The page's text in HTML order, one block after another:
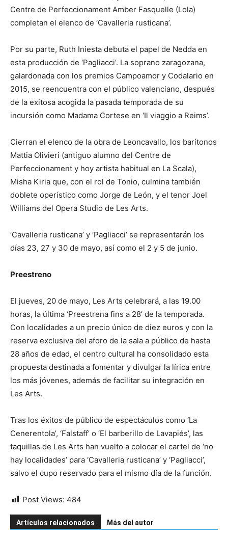
Centre de Perfeccionament Amber Fasquelle (Lola)
completan el elenco de ‘Cavalleria rusticana’.
Por su parte, Ruth Iniesta debuta el papel de Nedda en
esta producción de ‘Pagliacci’. La soprano zaragozana,
galardonada con los premios Campoamor y Codalario en
2015, se reencuentra con el público valenciano, después
de la exitosa acogida la pasada temporada de su
incursión como Madama Cortese en ‘Il viaggio a Reims’.
Cierran el elenco de la obra de Leoncavallo, los barítonos
Mattia Olivieri (antiguo alumno del Centre de
Perfeccionament y hoy artista habitual en La Scala),
Misha Kiria que, con el rol de Tonio, culmina también
doblete operístico como Jorge de León, y el tenor Joel
Williams del Opera Studio de Les Arts.
‘Cavalleria rusticana’ y ‘Pagliacci’ se representarán los
días 23, 27 y 30 de mayo, así como el 2 y 5 de junio.
Preestreno
El jueves, 20 de mayo, Les Arts celebrará, a las 19.00
horas, la última ‘Preestrena fins a 28’ de la temporada.
Con localidades a un precio único de diez euros y con la
reserva exclusiva del aforo de la sala a público de hasta
28 años de edad, el centro cultural ha consolidado esta
propuesta destinada a fomentar y divulgar la lírica entre
los más jóvenes, además de facilitar su integración en
Les Arts.
Tras los éxitos de público de espectáculos como ‘La
Cenerentola’, ‘Falstaff’ o ‘El barberillo de Lavapiés’, las
taquillas de Les Arts han vuelto a colocar el cartel de ‘no
hay localidades’ para ‘Cavalleria rusticana’ y ‘Pagliacci’,
salvo el cupo reservado para el mismo día de la función.
Post Views: 484
Artículos relacionados Más del autor